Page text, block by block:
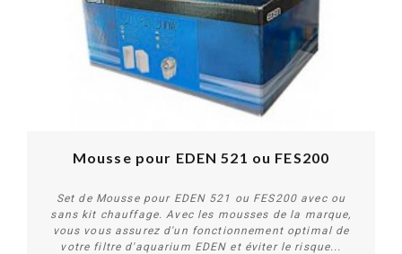
Mousse pour EDEN 521 ou FES200
Set de Mousse pour EDEN 521 ou FES200 avec ou
sans kit chauffage. Avec les mousses de la marque,
vous vous assurez d'un fonctionnement optimal de
votre filtre d'aquarium EDEN et éviter le risque...